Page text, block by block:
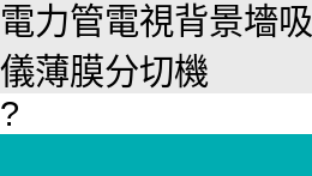
電力管電視背景墻
儀薄膜分切機
?